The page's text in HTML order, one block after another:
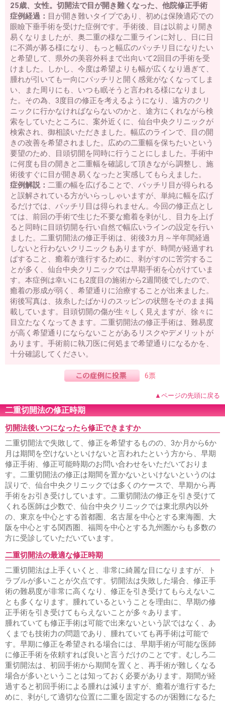
25歳、女性。切開法で目が開き難くなった、他院修正手術
症例経過： 目が開き難いタイプであり、初めは保険適応での
眼瞼下垂手術を受けた症例です。手術後、目は以前より開き
易くなりましたが、奥二重の様な二重ラインに対し、日に日
に不満が募る様になり、もっと幅広のパッチリ目になりたい
と希望して、県外の美容外科まで出向いて2回目の手術を受
けました。しかし、今度は希望よりも幅が広くなり過ぎて、
腫れが引いても一向にパッチリと開く感覚がなくなってしま
い、また周りにも、いつも眠そうと言われる様になりまし
た。その為、3度目の修正を考えるようになり、遠方のクリ
ニックに行かなければならないのかと、途方にくれながら検
索をしていたところに、案外近くに、仙台中央クリニックが
検索され、御相談いただきました。幅広のラインで、目の開
きの改善を希望されました。広めの二重幅を保ちたいという
要望のため、目頭切開を同時に行うことにしました。手術中
に何度も目の開きと二重幅を確認して頂きながら調整し、施
術後すぐに目が開き易くなったと実感してもらえました。
症例解説： 二重の幅を広げることで、パッチリ目が得られる
と誤解されている方がいらっしゃいますが、単純に幅を広げ
るだけでは、パッチリ目は得られません。今回の修正点とし
ては、前回の手術で生じた不要な癒着を剥がし、目力を上げ
ると同時に目頭切開を行い自然で幅広いラインの設定を行い
ました。二重切開法の修正手術は、術後3カ月～半年間経過
しないと行わないクリニックもありますが、時間が経過すれ
ばすること、癒着が進行するために、剥がすのに苦労するこ
とが多く、仙台中央クリニックでは早期手術を心がけていま
す。本症例は幸いにも2度目の施術から2週間後でしたので、
癒着の形成が弱く、希望通りに治療することが出来ました。
術後写真は、抜糸したばかりのスッピンの状態をそのまま掲
載しています。目頭切開の傷が生々しく見えますが、徐々に
目立たなくなってきます。二重切開法の修正手術は、難易度
が高く希望通りにならないことがあるリスクやデメリットが
あります。手術前に執刀医に何処まで希望通りになるかを、
十分確認してください。
6票
▲ページの先頭に戻る
二重切開法の修正時期
切開法後いつになったら修正できますか
二重切開法で失敗して、修正を希望するものの、3か月から6か
月は期間を空けないといけないと言われたという方から、早期
修正手術、修正可能時期のお問い合わせをいただいておりま
す。二重切開法の修正は期間を置かないといけないというのは
誤りで、仙台中央クリニックでは多くのケースで、早期から再
手術をお引き受けしています。二重切開法の修正を引き受けて
くれる医師は少数で、仙台中央クリニックでは東北県内以外
の、東京を中心とする首都圏、名古屋を中心とする東海圏、大
阪を中心とする関西圏、福岡を中心とする九州圏からも多数の
方に受診していただいています。
二重切開法の最適な修正時期
二重切開法は上手くいくと、非常に綺麗な目になりますが、ト
ラブルが多いことが欠点です。切開法は失敗した場合、修正手
術の難易度が非常に高くなり、修正を引き受けてもらえないこ
とも多くなります。腫れているということを理由に、早期の修
正手術を引き受けてもらえないことが多々あります。
腫れていても修正手術は可能で出来ないという訳ではなく、あ
くまでも技術力の問題であり、腫れていても再手術は可能で
す。早期に修正を希望される場合には、早期手術が可能な医師
に修正手術を依頼すれば良いと言うだけのことです。むしろ二
重切開法は、初回手術から期間を置くと、再手術が難しくなる
場合が多いということは知っておく必要があります。期間が経
過すると初回手術による腫れは減りますが、癒着が進行するた
めに、剥がして適切な位置に二重を固定するのが困難になるた